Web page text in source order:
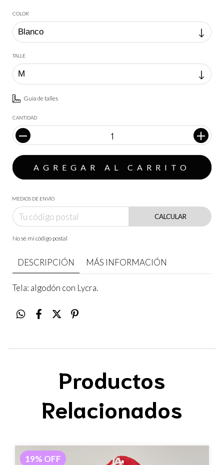
COLOR
TALLE
Guía de talles
CANTIDAD
MEDIOS DE ENVÍO
CALCULAR
No sé mi código postal
DESCRIPCIÓN MÁS INFORMACIÓN
Tela: algodón con Lycra.
Productos
Relacionados
19% OFF